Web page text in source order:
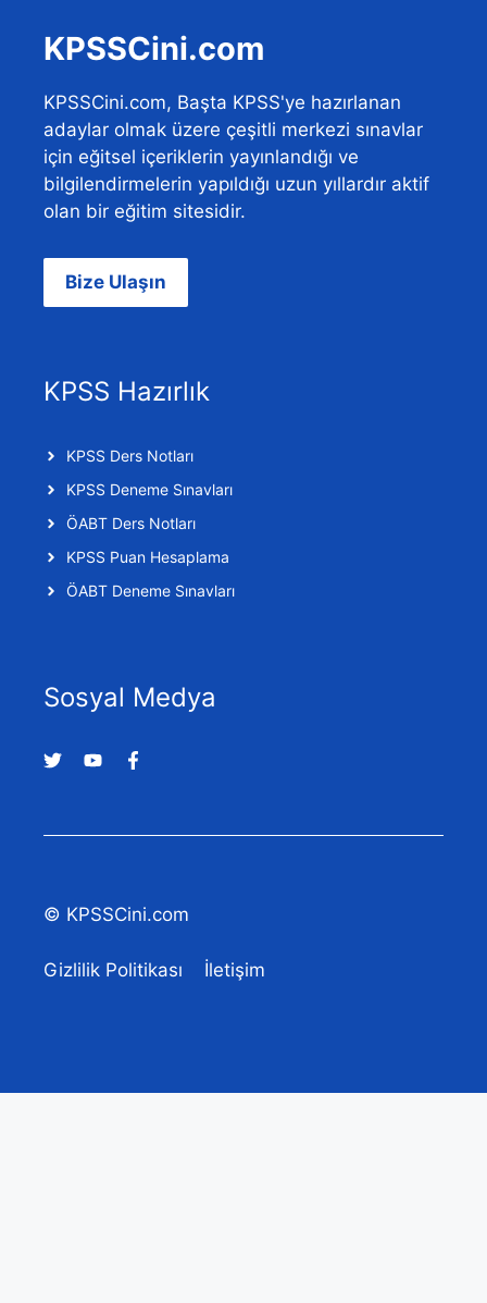
KPSSCini.com
KPSSCini.com, Başta KPSS'ye hazırlanan
adaylar olmak üzere çeşitli merkezi sınavlar
için eğitsel içeriklerin yayınlandığı ve
bilgilendirmelerin yapıldığı uzun yıllardır aktif
olan bir eğitim sitesidir.
Bize Ulaşın
KPSS Hazırlık
KPSS Ders Notları
KPSS Deneme Sınavları
ÖABT Ders Notları
KPSS Puan Hesaplama
ÖABT Deneme Sınavları
Sosyal Medya
© KPSSCini.com
Gizlilik Politikası İletişim